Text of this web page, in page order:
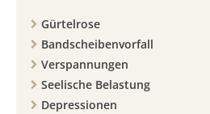
Gürtelrose
Bandscheibenvorfall
Verspannungen
Seelische Belastung
Depressionen